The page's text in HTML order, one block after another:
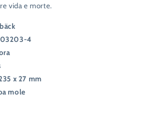
vida e morte.
4
x 27 mm
mole